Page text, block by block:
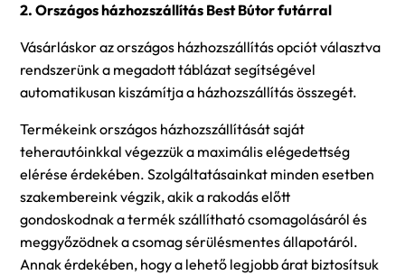
2. Országos házhozszállítás Best Bútor futárral
Vásárláskor az országos házhozszállítás opciót választva
rendszerünk a megadott táblázat segítségével
automatikusan kiszámítja a házhozszállítás összegét.
Termékeink országos házhozszállítását saját
teherautóinkkal végezzük a maximális elégedettség
elérése érdekében. Szolgáltatásainkat minden esetben
szakembereink végzik, akik a rakodás előtt
gondoskodnak a termék szállítható csomagolásáról és
meggyőzödnek a csomag sérülésmentes állapotáról.
Annak érdekében, hogy a lehető legjobb árat biztosítsuk